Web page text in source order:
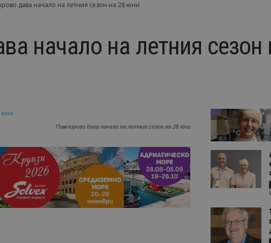
дава начало на летния сезон на 28 юни
начало на летния сезон
Пампорово дава начало на летния сезон на 28 юни